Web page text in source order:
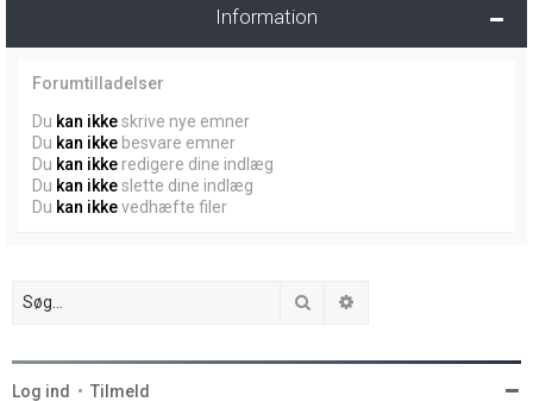
Information
Forumtilladelser
Du kan ikkeskrive nye emner
Du kan ikke besvare emner
Du kan ikke redigere dine indlæg
Du kan ikkeslette dine indlæg
Du kan ikkevedhæfte filer
Søg
Log ind • Tilmeld